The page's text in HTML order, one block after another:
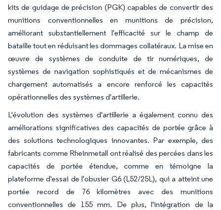
kits de guidage de précision (PGK) capables de convertir des
munitions conventionnelles en munitions de précision,
améliorant substantiellement l'efficacité sur le champ de
bataille tout en réduisant les dommages collatéraux. La mise en
œuvre de systèmes de conduite de tir numériques, de
systèmes de navigation sophistiqués et de mécanismes de
chargement automatisés a encore renforcé les capacités
opérationnelles des systèmes d'artillerie.
L'évolution des systèmes d'artillerie a également connu des
améliorations significatives des capacités de portée grâce à
des solutions technologiques innovantes. Par exemple, des
fabricants comme Rheinmetall ont réalisé des percées dans les
capacités de portée étendue, comme en témoigne la
plateforme d'essai de l'obusier G6 (L52/25L), qui a atteint une
portée record de 76 kilomètres avec des munitions
conventionnelles de 155 mm. De plus, l'intégration de la